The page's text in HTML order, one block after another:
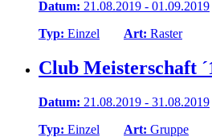
Datum: 21.08.2019 - 01.09.2019
Typ: Einzel Art: Raster
Club Meisterschaft
Datum: 21.08.2019 - 31.08.2019
Typ: Einzel Art: Gruppe